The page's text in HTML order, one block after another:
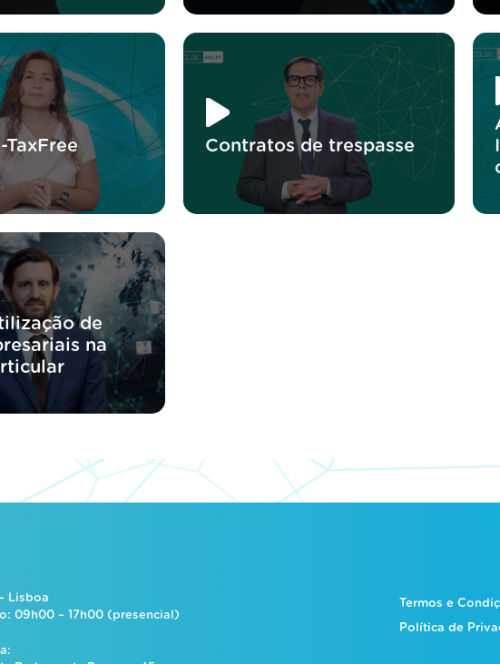
TaxFree Contratos de trespasse
de
na
Lisboa
09h00 – 17h00 (presencial)
Termos e
Política de